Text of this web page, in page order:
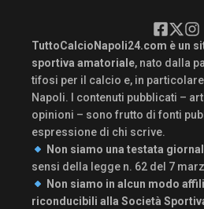
TuttoCalcioNapoli24.com è un
sportiva amatoriale, nato dalla
tifosi per il calcio e, in
Napoli. I contenuti pubblicati –
opinioni – sono frutto di fonti
espressione di chi scrive.
Non siamo una testata
sensi della legge n. 62 del 7
Non siamo in alcun modo
riconducibili alla Società